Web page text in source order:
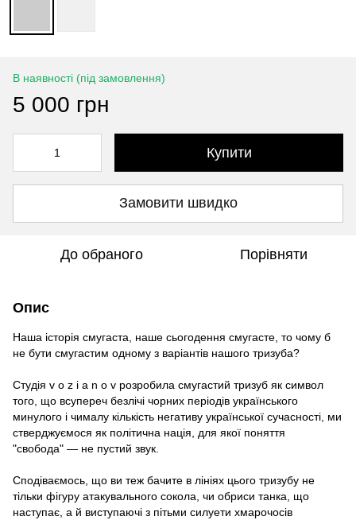
В наявності (під замовлення)
5 000 грн
Купити
Замовити швидко
До обраного Порівняти
Опис
Наша історія смугаста, наше сьогодення смугасте, то чому б
не бути смугастим одному з варіантів нашого тризуба?
Студія v o z i a n o v розробила смугастий тризуб як символ
того, що всупереч безлічі чорних періодів українського
минулого і чималу кількість негативу української сучасності, ми
стверджуємося як політична нація, для якої поняття
"свобода" — не пустий звук.
Сподіваємось, що ви теж бачите в лініях цього тризубу не
тільки фігуру атакувального сокола, чи обриси танка, що
наступає, а й виступаючі з пітьми силуети хмарочосів